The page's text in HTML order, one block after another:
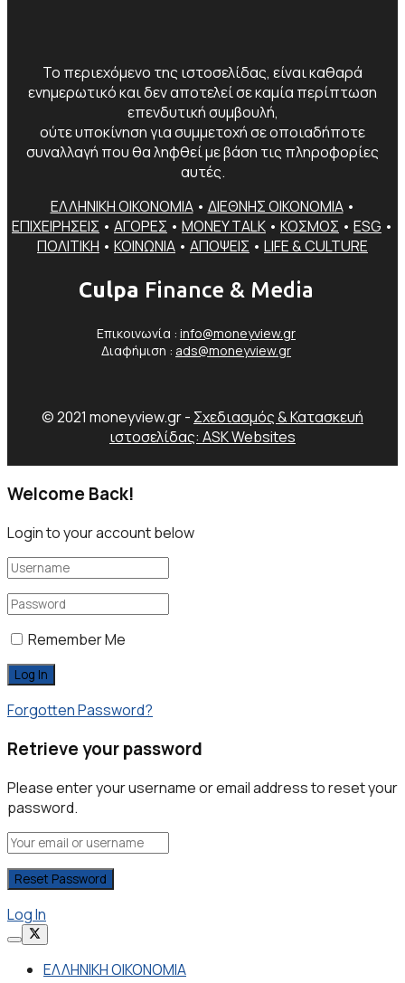
Το περιεχόμενο της ιστοσελίδας, είναι καθαρά
ενημερωτικό και δεν αποτελεί σε καμία περίπτωση
επενδυτική συμβουλή,
ούτε υποκίνηση για συμμετοχή σε οποιαδήποτε
συναλλαγή που θα ληφθεί με βάση τις πληροφορίες
αυτές.
ΕΛΛΗΝΙΚΗ ΟΙΚΟΝΟΜΙΑ• ΔΙΕΘΝΗΣ ΟΙΚΟΝΟΜΙΑ•
ΕΠΙΧΕΙΡΗΣΕΙΣ • ΑΓΟΡΕΣ • MONEY TALK • ΚΟΣΜΟΣ • ESG •
ΠΟΛΙΤΙΚΗ • ΚΟΙΝΩΝΙΑ • ΑΠΟΨΕΙΣ • LIFE & CULTURE
Culpa Finance & Media
Επικοινωνία : info@moneyview.gr
Διαφήμιση : ads@moneyview.gr
© 2021 moneyview.gr - Σχεδιασμός & Κατασκευή
ιστοσελίδας: ASK Websites
Welcome Back!
Login to your account below
Remember Me
Forgotten Password?
Retrieve your password
Please enter your username or email address to reset your
password.
Log In
ΕΛΛΗΝΙΚΗ ΟΙΚΟΝΟΜΙΑ